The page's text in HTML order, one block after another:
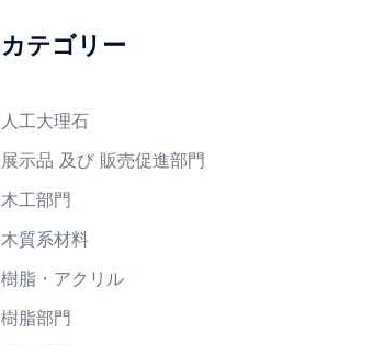
カテゴリー
人工大理石
展示品 及び 販売促進部門
木工部門
木質系材料
樹脂・アクリル
樹脂部門